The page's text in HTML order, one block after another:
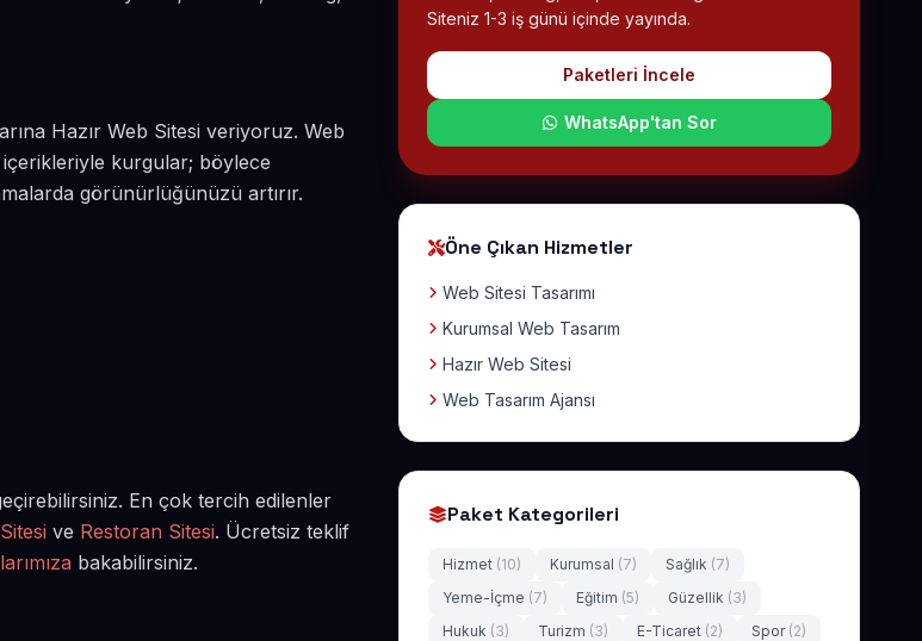
Hazır Web Sitesi veriyoruz. Web
kurgular; böylece
görünürlüğünüzü artırır.
En çok tercih edilenler
ve Restoran Sitesi. Ücretsiz teklif
bakabilirsiniz.
Siteniz 1-3 iş günü içinde yayında.
Paketleri İncele
WhatsApp'tan Sor
Öne Çıkan Hizmetler
Web Sitesi Tasarımı
Kurumsal Web Tasarım
Hazır Web Sitesi
Web Tasarım Ajansı
Paket Kategorileri
Hizmet (10) Kurumsal (7) Sağlık (7)
Yeme-İçme (7) Eğitim (5) Güzellik (3)
Hukuk (3) Turizm (3) E-Ticaret (2) Spor (2)